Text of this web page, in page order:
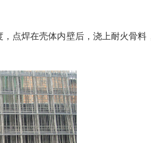
点焊在壳体内壁后，浇上耐火骨